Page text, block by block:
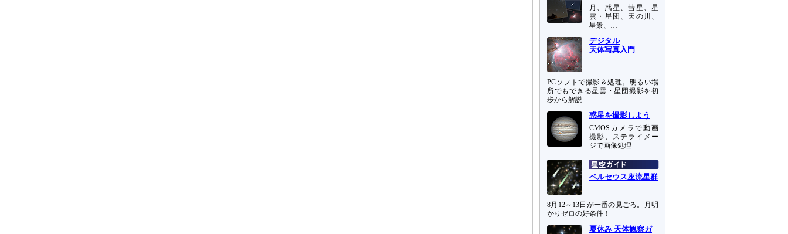
月、惑星、彗星、星
雲・星団、天の川、
星景、…
デジタル
天体写真入門
PCソフトで撮影＆処理。明るい場
所でもできる星雲・星団撮影を初
歩から解説
惑星を撮影しよう
CMOSカメラで動画
撮影、ステライメー
ジで画像処理
ペルセウス座流星群
8月12～13日が一番の見ごろ。月明
かりゼロの好条件！
夏休み 天体観察ガ